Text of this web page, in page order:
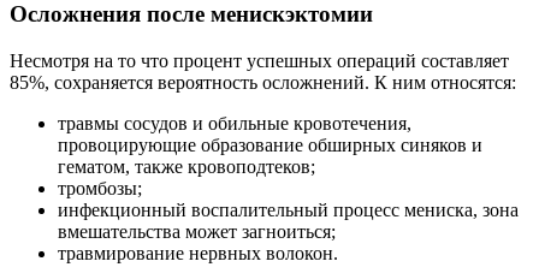
Осложнения после менискэктомии
Несмотря на то что процент успешных операций составляет
85%, сохраняется вероятность осложнений. К ним относятся:
травмы сосудов и обильные кровотечения,
провоцирующие образование обширных синяков и
гематом, также кровоподтеков;
тромбозы;
инфекционный воспалительный процесс мениска, зона
вмешательства может загноиться;
травмирование нервных волокон.